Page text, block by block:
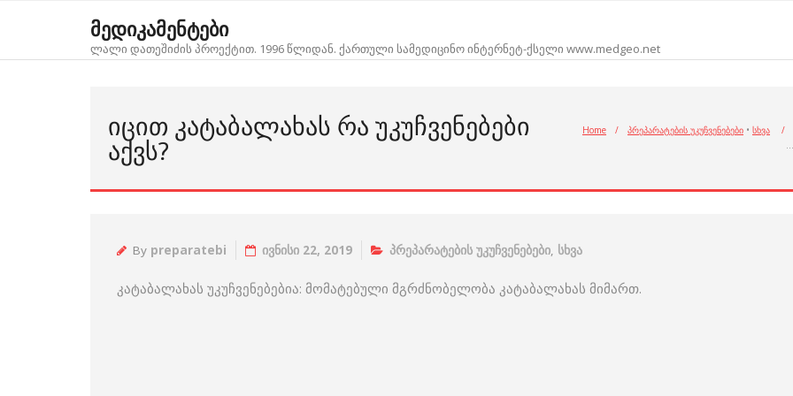
მედიკამენტები
ლალი დათეშიძის პროექტით. 1996 წლიდან. ქართული სამედიცინო ინტერნეტ-ქსელი www.medgeo.net
ᲘᲪᲘᲗ ᲙᲐᲢᲐᲑᲐᲚᲐᲮᲐᲡ ᲠᲐ ᲣᲙᲣᲩᲕᲔᲜᲔᲑᲔᲑᲘ
ᲐᲥᲕᲡ?
Home / პრეპარატების უკუჩვენებები • სხვა
/
…
By preparatebi ივნისი 22, 2019 პრეპარატების უკუჩვენებები, სხვა
კატაბალახას უკუჩვენებებია: მომატებული მგრძნობელობა კატაბალახას მიმართ.